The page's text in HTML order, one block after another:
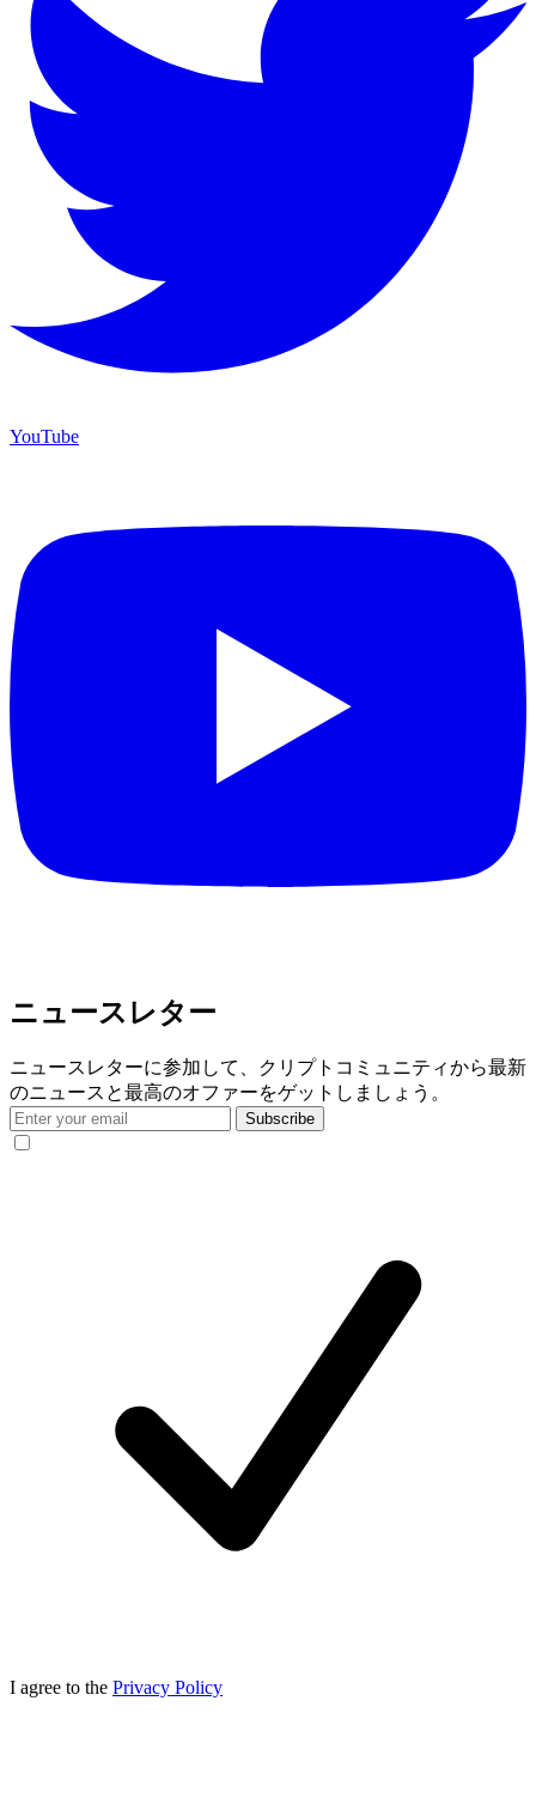
YouTube
ニュースレター
ニュースレターに参加して、クリプトコミュニティから最新
のニュースと最高のオファーをゲットしましょう。
Subscribe
I agree to the Privacy Policy